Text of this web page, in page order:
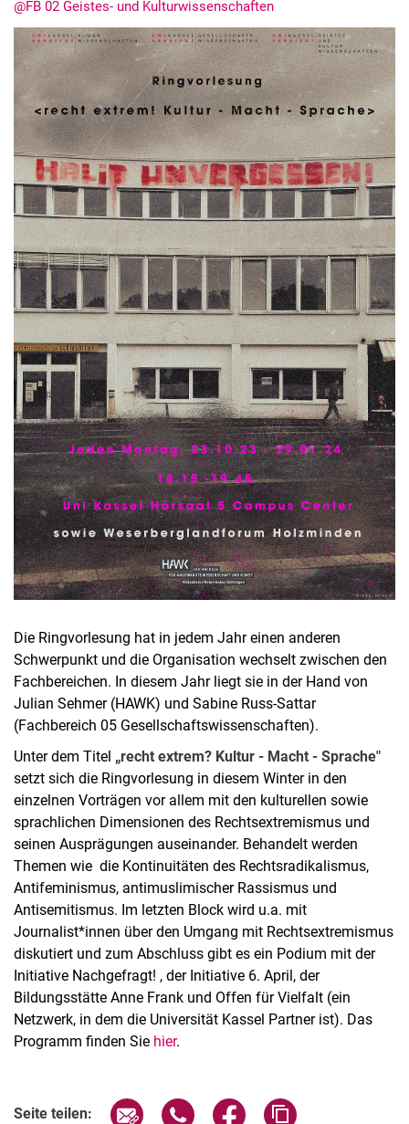
@FB 02 Geistes- und Kulturwissenschaften
Die Ringvorlesung hat in jedem Jahr einen anderen
Schwerpunkt und die Organisation wechselt zwischen den
Fachbereichen. In diesem Jahr liegt sie in der Hand von
Julian Sehmer (HAWK) und Sabine Russ-Sattar
(Fachbereich 05 Gesellschaftswissenschaften).
Unter dem Titel „recht extrem? Kultur - Macht - Sprache"
setzt sich die Ringvorlesung in diesem Winter in den
einzelnen Vorträgen vor allem mit den kulturellen sowie
sprachlichen Dimensionen des Rechtsextremismus und
seinen Ausprägungen auseinander. Behandelt werden
Themen wie die Kontinuitäten des Rechtsradikalismus,
Antifeminismus, antimuslimischer Rassismus und
Antisemitismus. Im letzten Block wird u.a. mit
Journalist*innen über den Umgang mit Rechtsextremismus
diskutiert und zum Abschluss gibt es ein Podium mit der
Initiative Nachgefragt! , der Initiative 6. April, der
Bildungsstätte Anne Frank und Offen für Vielfalt (ein
Netzwerk, in dem die Universität Kassel Partner ist). Das
Programm finden Sie hier.
Seite teilen: Seite über E-Mail teilen
Seite über WhatsApp teilen
Seite über Facebook